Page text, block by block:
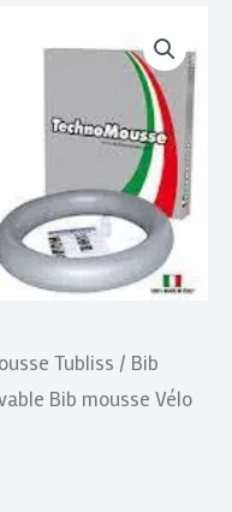
Tubliss / Bib
Bib mousse Vélo